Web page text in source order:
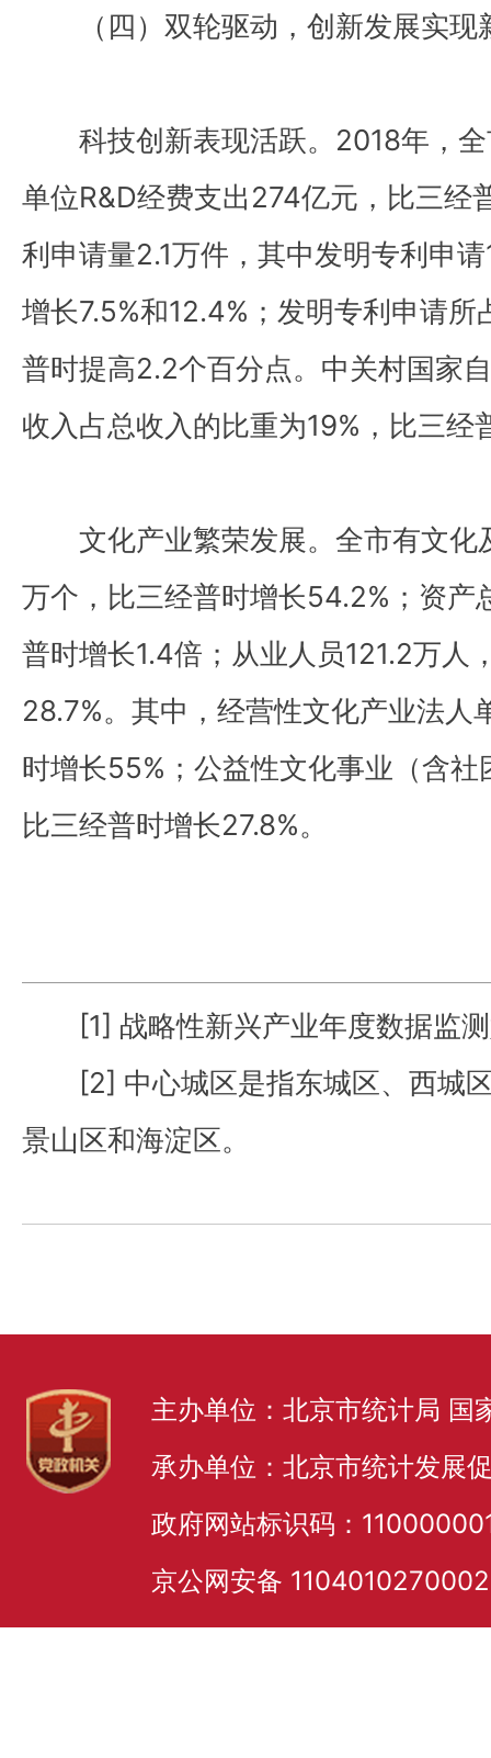
（四）双轮驱动，创新发展实现
科技创新表现活跃。2018年，全
单位R&D经费支出274亿元，比三经
利申请量2.1万件，其中发明专利申
增长7.5%和12.4%；发明专利申请
普时提高2.2个百分点。中关村国家
收入占总收入的比重为19%，比三经
文化产业繁荣发展。全市有文化
万个，比三经普时增长54.2%；资产
普时增长1.4倍；从业人员121.2万人
28.7%。其中，经营性文化产业法人
时增长55%；公益性文化事业（含
比三经普时增长27.8%。
[1] 战略性新兴产业年度数据监
[2] 中心城区是指东城区、西城
景山区和海淀区。
主办单位：北京市统计局 国
承办单位：北京市统计发展
政府网站标识码：
京公网安备